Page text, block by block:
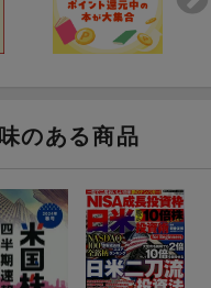
のある商品